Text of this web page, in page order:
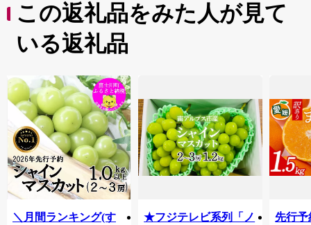
グルト 朝食 高知県 香
南市 ku-0058
この返礼品をみた人が見て
いる返礼品
＼月間ランキング(す
★フジテレビ系列「ノ
先行予